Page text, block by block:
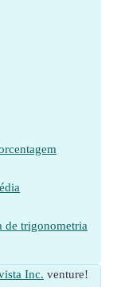
de trigonometria
Inc. venture!